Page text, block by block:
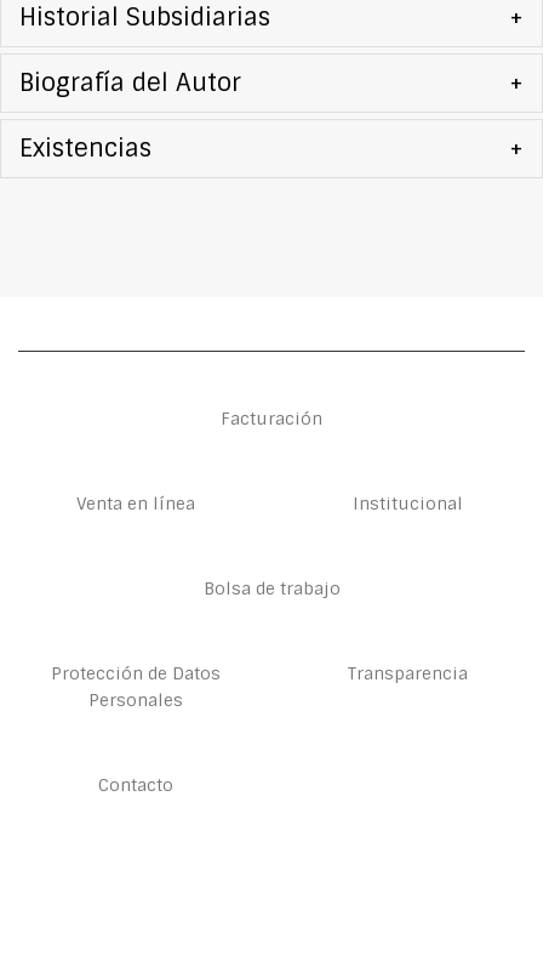
Historial Subsidiarias +
Biografía del Autor +
Existencias +
Facturación
Venta en línea Institucional
Bolsa de trabajo
Protección de Datos
Personales
Transparencia
Contacto